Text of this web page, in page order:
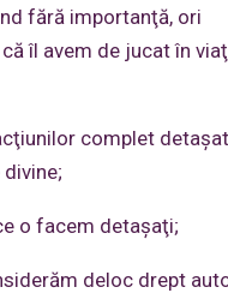
fără importanţă, ori
îl avem de jucat în
complet
o facem detaşaţi;
deloc drept